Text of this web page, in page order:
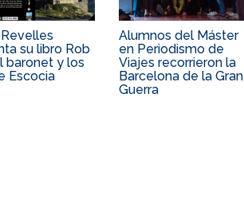
su libro Rob
baronet y los
Escocia
Alumnos del Máster
en Periodismo de
Viajes recorrieron la
Barcelona de la Gran
Guerra